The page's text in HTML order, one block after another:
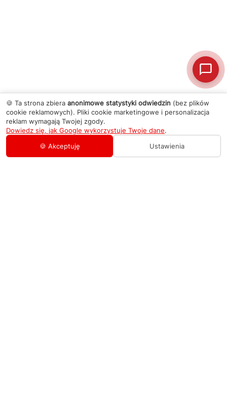
🍪 Ta strona zbiera anonimowe statystyki odwiedzin (bez plików
cookie reklamowych). Pliki cookie marketingowe i personalizacja
reklam wymagają Twojej zgody.
Dowiedz się, jak Google wykorzystuje Twoje dane.
🍪 Akceptuję
Ustawienia